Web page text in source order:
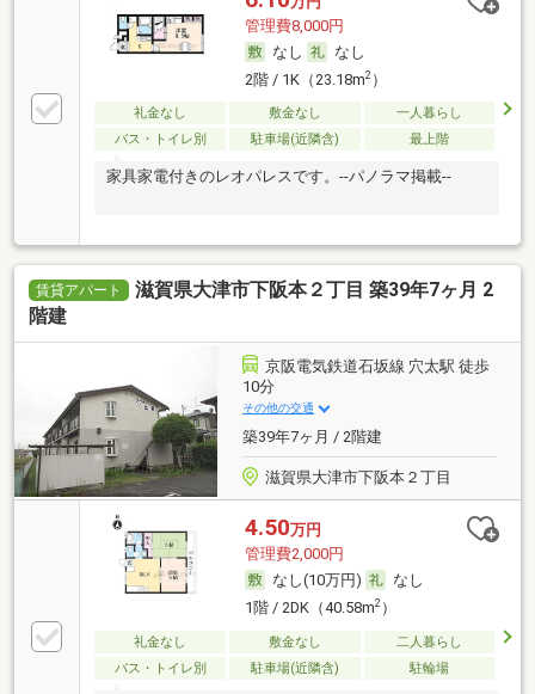
管理費8,000円
なし
なし
2階 / 1K（23.18m2）
礼金なし 敷金なし
一人暮らし
バス・トイレ別
駐車場(近隣含) 最上階
家具家電付きのレオパレスです。--パノラマ掲載--
賃貸アパート
滋賀県大津市下阪本２丁目 築39年7ヶ月 2
階建
京阪電気鉄道石坂線 穴太駅 徒歩
10分
その他の交通
築39年7ヶ月 / 2階建
滋賀県大津市下阪本２丁目
4.50万円
管理費2,000円
なし(10万円)
なし
1階 / 2DK（40.58m2）
礼金なし 敷金なし
二人暮らし
バス・トイレ別
駐車場(近隣含) 駐輪場